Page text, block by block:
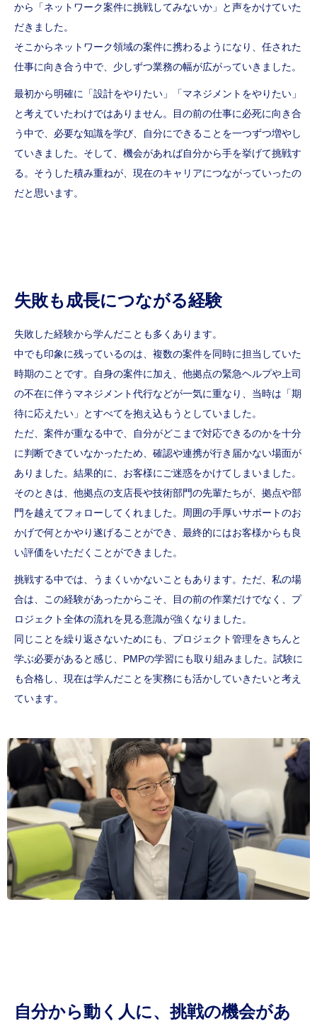
から「ネットワーク案件に挑戦してみないか」と声をかけていた
だきました。
そこからネットワーク領域の案件に携わるようになり、任された
仕事に向き合う中で、少しずつ業務の幅が広がっていきました。
最初から明確に「設計をやりたい」「マネジメントをやりたい」
と考えていたわけではありません。目の前の仕事に必死に向き合
う中で、必要な知識を学び、自分にできることを一つずつ増やし
ていきました。そして、機会があれば自分から手を挙げて挑戦す
る。そうした積み重ねが、現在のキャリアにつながっていったの
だと思います。
失敗も成長につながる経験
失敗した経験から学んだことも多くあります。
中でも印象に残っているのは、複数の案件を同時に担当していた
時期のことです。自身の案件に加え、他拠点の緊急ヘルプや上司
の不在に伴うマネジメント代行などが一気に重なり、当時は「期
待に応えたい」とすべてを抱え込もうとしていました。
ただ、案件が重なる中で、自分がどこまで対応できるのかを十分
に判断できていなかったため、確認や連携が行き届かない場面が
ありました。結果的に、お客様にご迷惑をかけてしまいました。
そのときは、他拠点の支店長や技術部門の先輩たちが、拠点や部
門を越えてフォローしてくれました。周囲の手厚いサポートのお
かげで何とかやり遂げることができ、最終的にはお客様からも良
い評価をいただくことができました。
挑戦する中では、うまくいかないこともあります。ただ、私の場
合は、この経験があったからこそ、目の前の作業だけでなく、プ
ロジェクト全体の流れを見る意識が強くなりました。
同じことを繰り返さないためにも、プロジェクト管理をきちんと
学ぶ必要があると感じ、PMPの学習にも取り組みました。試験に
も合格し、現在は学んだことを実務にも活かしていきたいと考え
ています。
自分から動く人に、挑戦の機会があ